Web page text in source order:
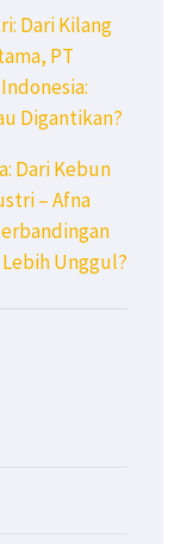
Dari Kilang
PT
Digantikan?
Dari Kebun
– Afna
Unggul?